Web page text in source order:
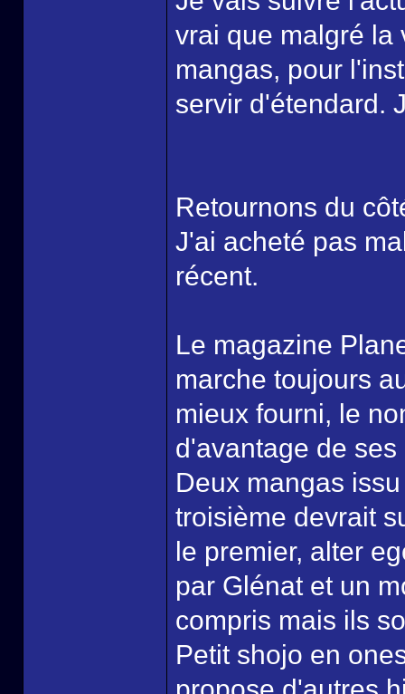
vrai que malgré la
mangas, pour
servir d'étendard.
Retournons du
J'ai acheté pas
récent.
Le magazine
marche toujours
mieux fourni, le
d'avantage de
Deux mangas
troisième devrait
le premier, alter
par Glénat et un
compris mais ils
Petit shojo en